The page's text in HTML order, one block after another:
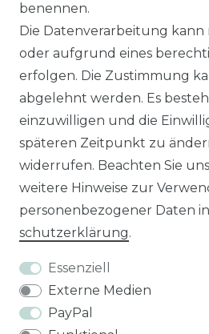
unter:
0421 -
Unseren Händlershop
https://b2b-
Wir
Unsere
benennen.
Die Datenverarbeitung kann
oder aufgrund eines
erfolgen. Die Zustimmung
abgelehnt werden. Es
einzuwilligen und die
späteren Zeitpunkt zu
widerrufen. Beachten Sie
weitere Hinweise zur
personenbezogener Daten
schutz­erklärung.
Essenziell
Externe Medien
PayPal